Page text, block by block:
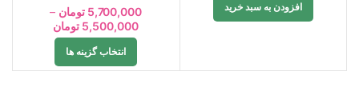
افزودن به سبد خرید 5,700,000 تومان –
5,500,000 تومان
انتخاب گزینه ها